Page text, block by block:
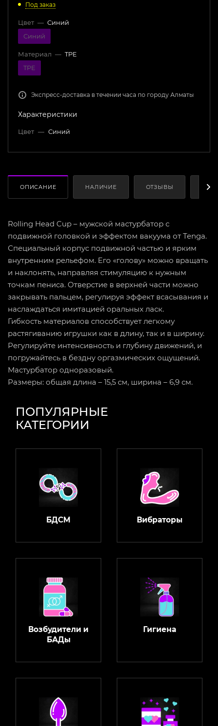
Под заказ
Цвет — Синий
Синий
Материал — TPE
TPE
Экспресс-доставка в течении часа по городу Алматы
Характеристики
Цвет — Синий
ОПИСАНИЕ НАЛИЧИЕ ОТЗЫВЫ
Rolling Head Cup – мужской мастурбатор с
подвижной головкой и эффектом вакуума от Tenga.
Специальный корпус подвижной частью и ярким
внутренним рельефом. Его «голову» можно вращать
и наклонять, направляя стимуляцию к нужным
точкам пениса. Отверстие в верхней части можно
закрывать пальцем, регулируя эффект всасывания и
наслаждаться имитацией оральных ласк.
Гибкость материалов способствует легкому
растягиванию игрушки как в длину, так и в ширину.
Регулируйте интенсивность и глубину движений, и
погружайтесь в бездну оргазмических ощущений.
Мастурбатор одноразовый.
Размеры: общая длина – 15,5 см, ширина – 6,9 см.
ПОПУЛЯРНЫЕ
КАТЕГОРИИ
БДСМ Вибраторы
Возбудители и
БАДы
Гигиена